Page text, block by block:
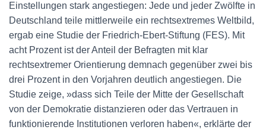
Einstellungen stark angestiegen: Jede und jeder Zwölfte in
Deutschland teile mittlerweile ein rechtsextremes Weltbild,
ergab eine Studie der Friedrich-Ebert-Stiftung (FES). Mit
acht Prozent ist der Anteil der Befragten mit klar
rechtsextremer Orientierung demnach gegenüber zwei bis
drei Prozent in den Vorjahren deutlich angestiegen. Die
Studie zeige, »dass sich Teile der Mitte der Gesellschaft
von der Demokratie distanzieren oder das Vertrauen in
funktionierende Institutionen verloren haben«, erklärte der